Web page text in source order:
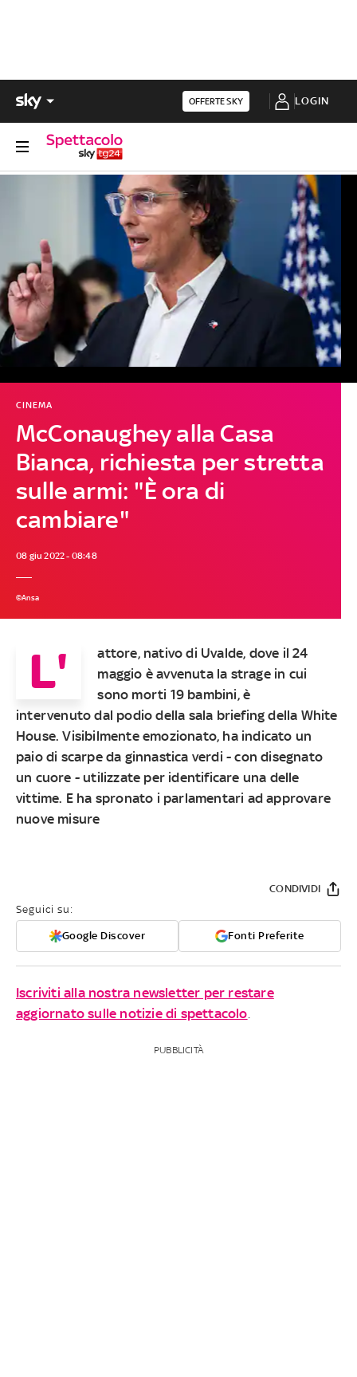
OFFERTE SKY LOGIN
McConaughey alla Casa
Bianca, richiesta per stretta
sulle armi: "È ora di
cambiare"
CINEMA
08 giu 2022 - 08:48
©Ansa
L'
attore, nativo di Uvalde, dove il 24
maggio è avvenuta la strage in cui
sono morti 19 bambini, è
intervenuto dal podio della sala briefing della White
House. Visibilmente emozionato, ha indicato un
paio di scarpe da ginnastica verdi - con disegnato
un cuore - utilizzate per identificare una delle
vittime. E ha spronato i parlamentari ad approvare
nuove misure
Seguici su:
Google Discover Fonti Preferite
CONDIVIDI
Iscriviti alla nostra newsletter per restare
aggiornato sulle notizie di spettacolo
PUBBLICITÀ